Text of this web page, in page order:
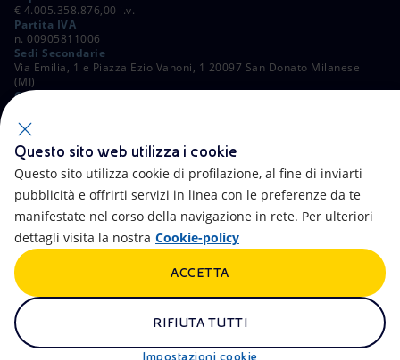
€ 4.005.358.876,00 i.v.
Partita IVA
n. 00905811006
Sedi Secondarie
Via Emilia, 1 e Piazza Ezio Vanoni, 1 20097 San Donato Milanese
(MI)
C. Fiscale e Registro Imprese di Roma
ALTRI LINK
Accessibilità Calendario
Newsletter Intelligenza artificiale
Truffe e Phishing
Remit Alluvioni
Questo sito web utilizza i cookie
Questo sito utilizza cookie di profilazione, al fine di inviarti
pubblicità e offrirti servizi in linea con le preferenze da te
manifestate nel corso della navigazione in rete. Per ulteriori
dettagli visita la nostra Cookie-policy
Impostazioni cookie
RIFIUTA TUTTI
ACCETTA